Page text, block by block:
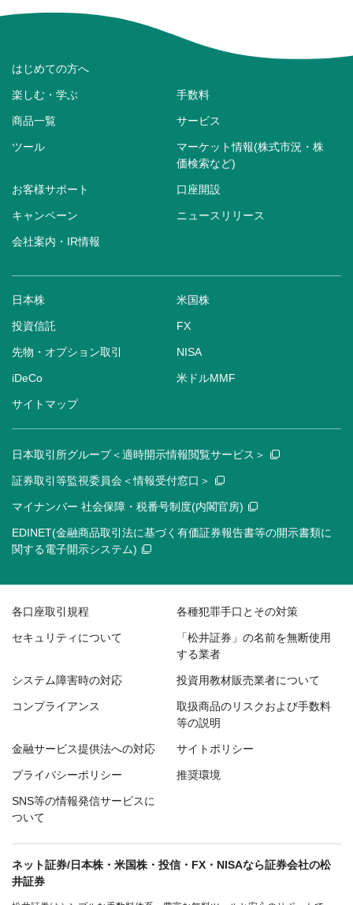
はじめての方へ
楽しむ・学ぶ 手数料
商品一覧 サービス
ツール
マーケット情報(株式市況・株
価検索など)
お客様サポート 口座開設
キャンペーン ニュースリリース
会社案内・IR情報
日本株 米国株
投資信託 FX
先物・オプション取引 NISA
iDeCo 米ドルMMF
サイトマップ
日本取引所グループ＜適時開示情報閲覧サービス＞
証券取引等監視委員会＜情報受付窓口＞
マイナンバー 社会保障・税番号制度(内閣官房)
EDINET(金融商品取引法に基づく有価証券報告書等の開示書類に
関する電子開示システム)
各口座取引規程 各種犯罪手口とその対策
セキュリティについて
「松井証券」の名前を無断使用
する業者
システム障害時の対応 投資用教材販売業者について
コンプライアンス
取扱商品のリスクおよび手数料
等の説明
金融サービス提供法への対応 サイトポリシー
プライバシーポリシー 推奨環境
SNS等の情報発信サービスに
ついて
ネット証券/日本株・米国株・投信・FX・NISAなら証券会社の松
井証券